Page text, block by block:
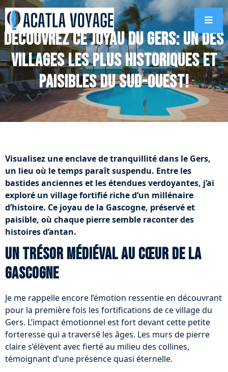
Découvrez ce joyau du Gers: Un des
villages les plus historiques et
paisibles du Sud-Ouest!
Visualisez une enclave de tranquillité dans le Gers,
un lieu où le temps paraît suspendu. Entre les
bastides anciennes et les étendues verdoyantes, j’ai
exploré un village fortifié riche d’un millénaire
d’histoire. Ce joyau de la Gascogne, préservé et
paisible, où chaque pierre semble raconter des
histoires d’antan.
Un trésor médiéval au cœur de la
Gascogne
Je me rappelle encore l’émotion ressentie en découvrant
pour la première fois les fortifications de ce village du
Gers. L’impact émotionnel est fort devant cette petite
forteresse qui a traversé les âges. Les murs de pierre
claire s’élèvent avec fierté au milieu des collines,
témoignant d’une présence quasi éternelle.